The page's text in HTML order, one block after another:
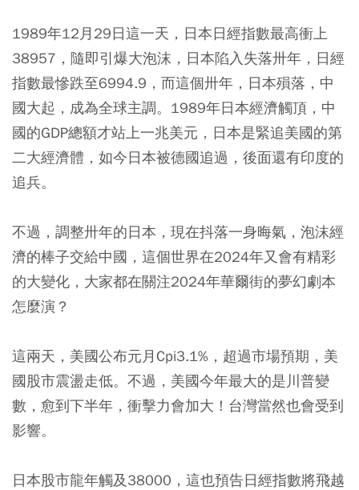
1989年12月29日這一天，日本日經指數最高衝上
38957，隨即引爆大泡沫，日本陷入失落卅年，日經
指數最慘跌至6994.9，而這個卅年，日本殞落，中
國大起，成為全球主調。1989年日本經濟觸頂，中
國的GDP總額才站上一兆美元，日本是緊追美國的第
二大經濟體，如今日本被德國追過，後面還有印度的
追兵。
不過，調整卅年的日本，現在抖落一身晦氣，泡沫經
濟的棒子交給中國，這個世界在2024年又會有精彩
的大變化，大家都在關注2024年華爾街的夢幻劇本
怎麼演？
這兩天，美國公布元月Cpi3.1%，超過市場預期，美
國股市震盪走低。不過，美國今年最大的是川普變
數，愈到下半年，衝擊力會加大！台灣當然也會受到
影響。
日本股市龍年觸及38000，這也預告日經指數將飛越